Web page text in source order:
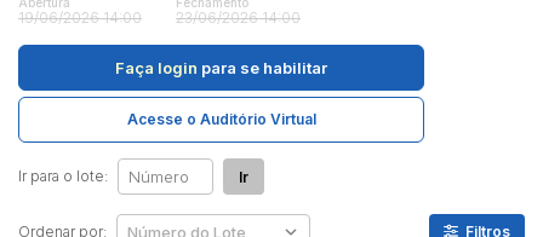
19/06/2026 14:00 23/06/2026 14:00
Faça login para se habilitar
Acesse o Auditório Virtual
Ir para o lote: Ir
Ordenar por: Filtros